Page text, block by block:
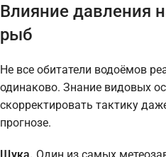
Влияние давления
рыб
Не все обитатели водоёмов
одинаково. Знание видовых
скорректировать тактику
прогнозе.
Щука. Один из самых